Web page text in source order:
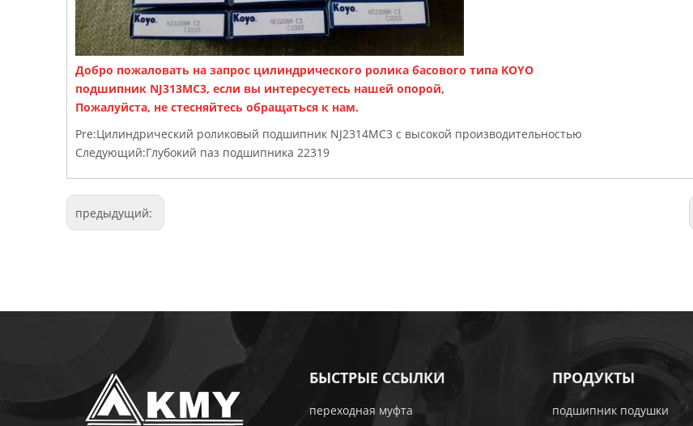
Добро пожаловать на запрос цилиндрического ролика басового типа KOYO
подшипник NJ313MC3, если вы интересуетесь нашей опорой,
Пожалуйста, не стесняйтесь обращаться к нам.
Pre:Цилиндрический роликовый подшипник NJ2314MC3 с высокой производительностью
Следующий:Глубокий паз подшипника 22319
предыдущий:
БЫСТРЫЕ ССЫЛКИ
переходная муфта
ПРОДУКТЫ
подшипник подушки